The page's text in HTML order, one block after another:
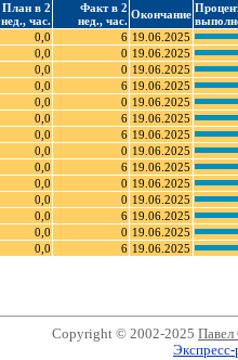
План в 2
нед., час.
Факт в 2
нед., час. Окончание
0,0 6 19.06.2025
0,0 0 19.06.2025
0,0 0 19.06.2025
0,0 6 19.06.2025
0,0 0 19.06.2025
0,0 6 19.06.2025
0,0 6 19.06.2025
0,0 0 19.06.2025
0,0 6 19.06.2025
0,0 0 19.06.2025
0,0 0 19.06.2025
0,0 6 19.06.2025
0,0 0 19.06.2025
0,0 6 19.06.2025
Copyright © 2002-2025 Павел
Экспресс-